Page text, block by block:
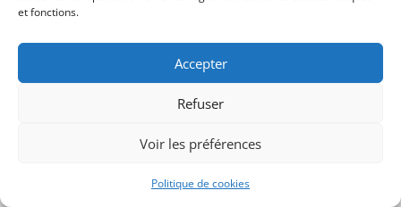
et fonctions.
Accepter
Refuser
Voir les préférences
Politique de cookies
Les semi-conducteurs en commutation sont
utilisés dans de nombreux domaines de
Cependant, des phénomènes liés au stockage
de charges limitent la rapidité des